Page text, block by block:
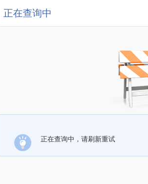
正在查询中
正在查询中，请刷新重试